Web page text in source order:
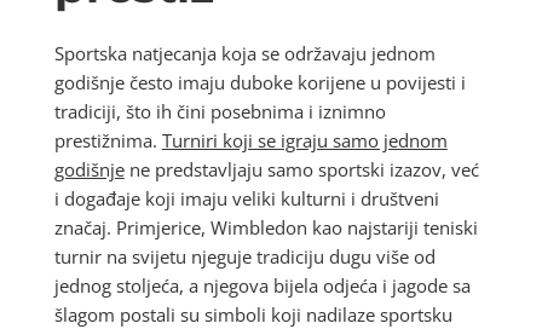
Sportska natjecanja koja se održavaju jednom
godišnje često imaju duboke korijene u povijesti i
tradiciji, što ih čini posebnima i iznimno
prestižnima. Turniri koji se igraju samo jednom
godišnjene predstavljaju samo sportski izazov, već
i događaje koji imaju veliki kulturni i društveni
značaj. Primjerice, Wimbledon kao najstariji teniski
turnir na svijetu njeguje tradiciju dugu više od
jednog stoljeća, a njegova bijela odjeća i jagode sa
šlagom postali su simboli koji nadilaze sportsku